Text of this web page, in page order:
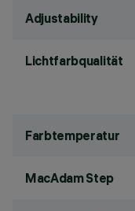
Adjustability
Lichtfarbqualität
Farbtemperatur
MacAdam Step